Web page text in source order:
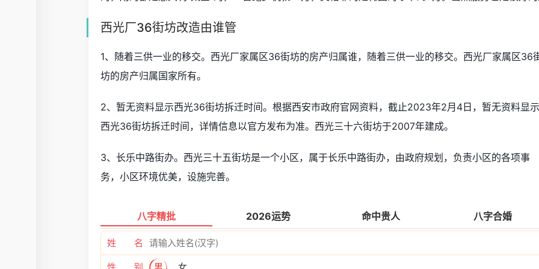
西光厂36街坊改造由谁管
1、随着三供一业的移交。西光厂家属区36街坊的房产归属谁，随着三供一业的移交。西光厂家属区36
坊的房产归属国家所有。
2、暂无资料显示西光36街坊拆迁时间。根据西安市政府官网资料，截止2023年2月4日，暂无资料显示
西光36街坊拆迁时间，详情信息以官方发布为准。西光三十六街坊于2007年建成。
3、长乐中路街办。西光三十五街坊是一个小区，属于长乐中路街办，由政府规划，负责小区的各项事
务，小区环境优美，设施完善。
八字精批 2026运势 命中贵人 八字合婚
姓 名
性 别 男 女